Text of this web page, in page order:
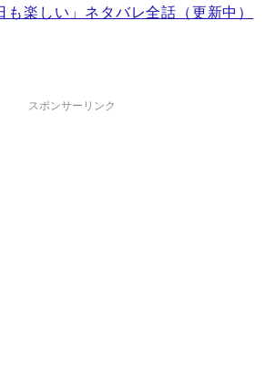
も楽しい」ネタバレ全話（更新中）
スポンサーリンク